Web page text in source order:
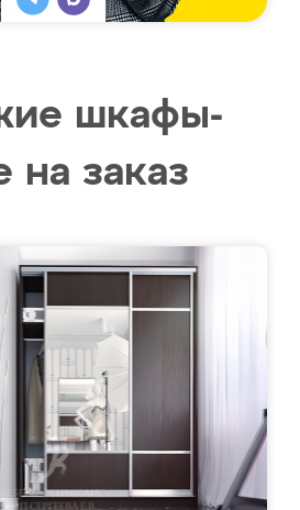
шкафы-
на заказ